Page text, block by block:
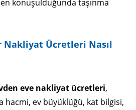
konuşulduğunda taşınma
Nakliyat Ücretleri Nasıl
eve nakliyat ücretleri,
hacmi, ev büyüklüğü, kat bilgisi,